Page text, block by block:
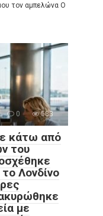
τον αμπελώνα Ο
0 583
κάτω από
του
Λονδίνο
με